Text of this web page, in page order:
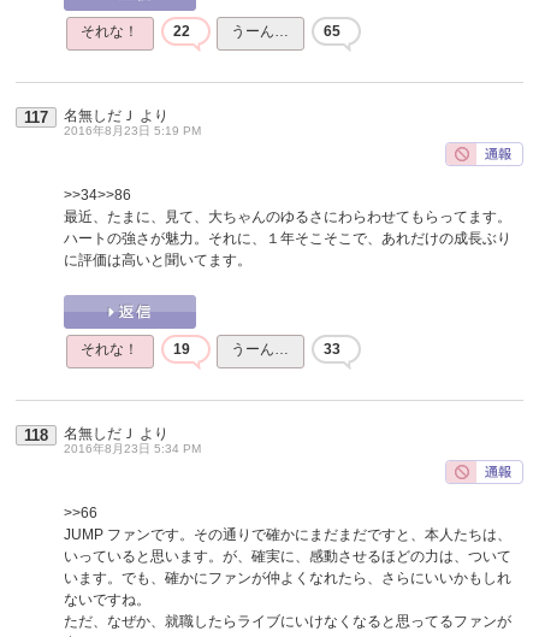
それな！ 22 うーん… 65
117 名無しだＪ より
2016年8月23日 5:19 PM
>>34>>86
最近、たまに、見て、大ちゃんのゆるさにわらわせてもらってます。
ハートの強さが魅力。それに、１年そこそこで、あれだけの成長ぶり
に評価は高いと聞いてます。
それな！ 19 うーん… 33
118 名無しだＪ より
2016年8月23日 5:34 PM
>>66
JUMP ファンです。その通りで確かにまだまだですと、本人たちは、
いっていると思います。が、確実に、感動させるほどの力は、ついて
います。でも、確かにファンが仲よくなれたら、さらにいいかもしれ
ないですね。
ただ、なぜか、就職したらライブにいけなくなると思ってるファンが